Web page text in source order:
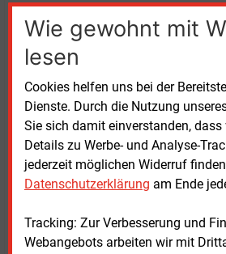
Wie gewohnt mit
lesen
Cookies helfen uns bei der
Dienste. Durch die Nutzung
Sie sich damit einverstanden, dass
Details zu Werbe- und Analyse-
jederzeit möglichen Widerruf
Datenschutzerklärung am Ende
Tracking: Zur Verbesserung und
Webangebots arbeiten wir mit
weiterhin auch in Bürgerhand
Kapitalerhöhung bietet Anlegern
Jürgen Koppmann, ehemaliger
„UmweltBank AG“ und aktuell
Geschäftsführer von Naturenergy,
geplanten Projekte des
eine starke Projektpipeline und
Wertschöpfungskette von Planung
Qualität zu wettbewerbsfähigen
breite Streuung des Kapitals.“